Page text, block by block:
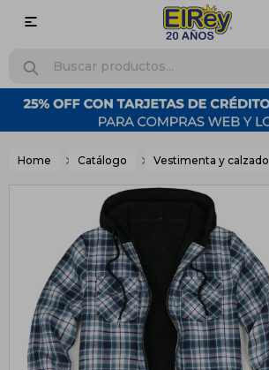

Home Catálogo Vestimenta y calzado